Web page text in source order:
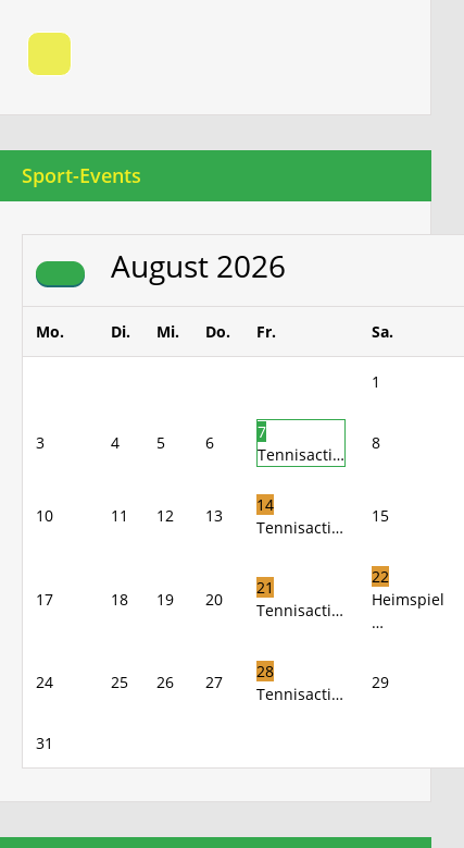
Sport-Events
August 2026
Mo. Di. Mi. Do. Fr. Sa.
1
3 4 5 6
7
Tennisacti…
8
10 11 12 13
14
Tennisacti…
15
17 18 19 20
21
Tennisacti…
22
Heimspiel
…
24 25 26 27
28
Tennisacti…
29
31